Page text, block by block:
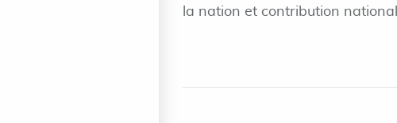
la nation et contribution